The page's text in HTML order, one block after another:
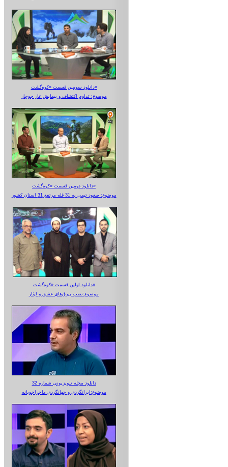
دانلود سومین قسمت «کوه‌گشت»
موضوع: تداوم اکتشاف و پیمایش غار جوجار
دانلود دومین قسمت «کوه‌گشت»
موضوع: صعود تیمی به 31 قله مرتفع 31 استان کشور
دانلود اولین قسمت «کوه‌گشت»
موضوع:نصب بیرق‌های عشق و ایثار
دانلود مجله تلویزیونی شماره 32
موضوع:ایرانگردی و جهانگردی ماجراجویانه